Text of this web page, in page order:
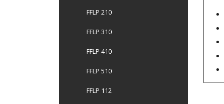
FFLP 210
FFLP 310
FFLP 410
FFLP 510
FFLP 112